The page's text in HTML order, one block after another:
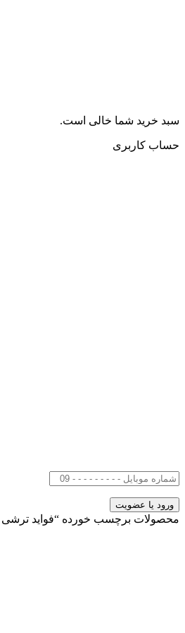
سبد خرید شما خالی است.
حساب کاربری
محصولات برچسب خورده “فواید